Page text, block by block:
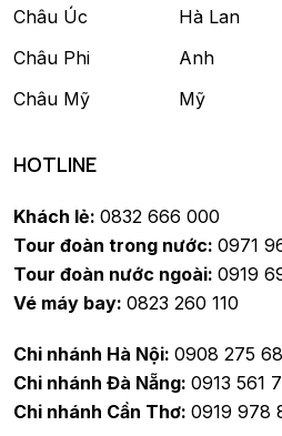
Châu Úc
Châu Phi
Châu Mỹ
Hà Lan
Anh
Mỹ
HOTLINE
Khách lẻ: 0832 666 000
Tour đoàn trong nước: 0971
Tour đoàn nước ngoài: 0919
Vé máy bay: 0823 260 110
Chi nhánh Hà Nội: 0908 275
Chi nhánh Đà Nẵng: 0913 561
Chi nhánh Cần Thơ: 0919 978